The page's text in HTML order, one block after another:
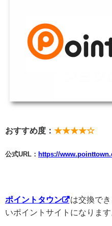
おすすめ度： ★★★★☆
公式URL： https://
ポイントタウン
は交換で
いポイントサイトになります